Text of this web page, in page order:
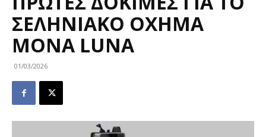
ΣΕΛΗΝΙΑΚΌ ΌΧΗΜΑ
MONA LUNA
01/03/2026